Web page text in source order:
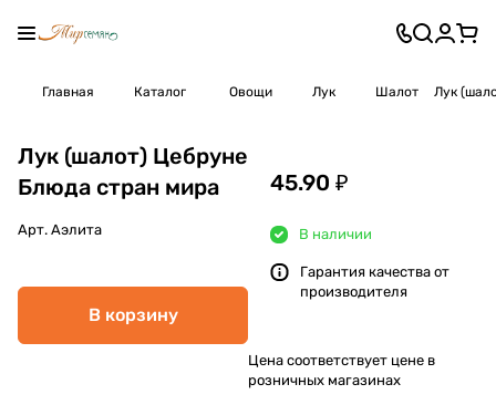
Главная Каталог Овощи Лук Шалот Лук
Лук (шалот) Цебруне
Блюда стран мира
Арт. Аэлита
В корзину
45.90 ₽
В наличии
Гарантия качества от
производителя
Цена соответствует цене в
розничных магазинах